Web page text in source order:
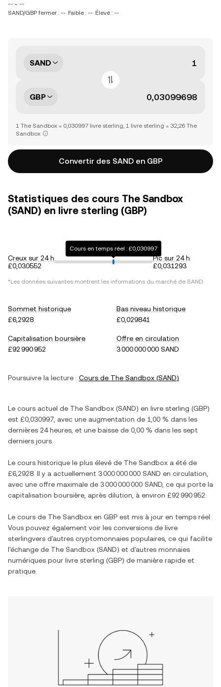
-- ~ --
SAND/GBP fermer : -- Faible : -- Élevé : --
SAND
GBP
1 The Sandbox = 0,030997 livre sterling, 1 livre sterling = 32,26 The
Sandbox
Convertir des SAND en GBP
Statistiques des cours The Sandbox
(SAND) en livre sterling (GBP)
Creux sur 24 h
£0,030552
Cours en temps réel : £0,030997
Pic sur 24 h
£0,031293
*Les données suivantes montrent les informations du marché de SAND.
Sommet historique
£6,2928
Bas niveau historique
£0,029841
Capitalisation boursière
£92 990 952
Offre en circulation
3 000 000 000 SAND
Poursuivre la lecture : Cours de The Sandbox (SAND)
Le cours actuel de The Sandbox (SAND) en livre sterling (GBP)
est £0,030997 , avec une augmentation de 1,00 % dans les
dernières 24 heures, et une baisse de 0,00 % dans les sept
derniers jours.
Le cours historique le plus élevé de The Sandbox a été de
£6,2928 . Il y a actuellement 3 000 000 000 SAND en circulation,
avec une offre maximale de 3 000 000 000 SAND , ce qui porte la
capitalisation boursière, après dilution, à environ £92 990 952
Le cours de The Sandbox en GBP est mis à jour en temps réel.
Vous pouvez également voir les conversions de livre
sterlingvers d'autres cryptomonnaies populaires, ce qui facilite
l'échange de The Sandbox (SAND) et d'autres monnaies
numériques pour livre sterling (GBP) de manière rapide et
pratique.